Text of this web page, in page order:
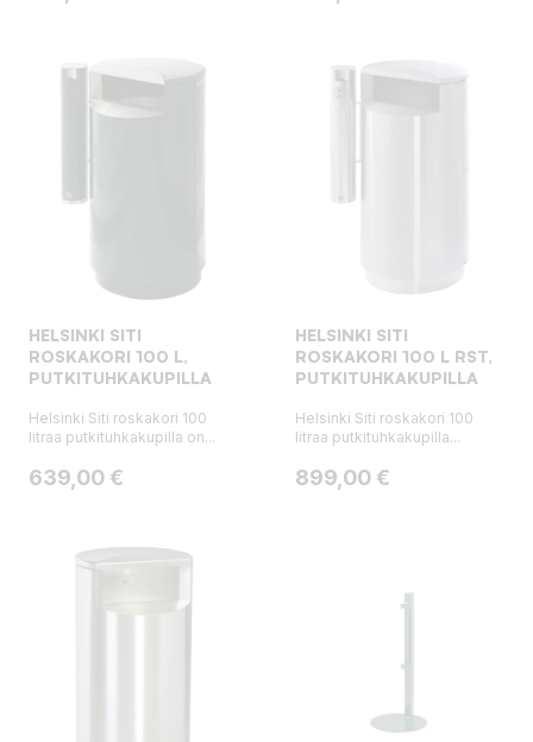
HELSINKI SITI
ROSKAKORI 100 L,
PUTKITUHKAKUPILLA
Helsinki Siti roskakori 100
litraa putkituhkakupilla on...
Hinta
639,00 €
HELSINKI SITI
ROSKAKORI 100 L RST,
PUTKITUHKAKUPILLA
Helsinki Siti roskakori 100
litraa putkituhkakupilla...
Hinta
899,00 €